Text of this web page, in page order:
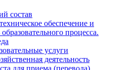
состав
обеспечение и
процесса.
услуги
деятельность